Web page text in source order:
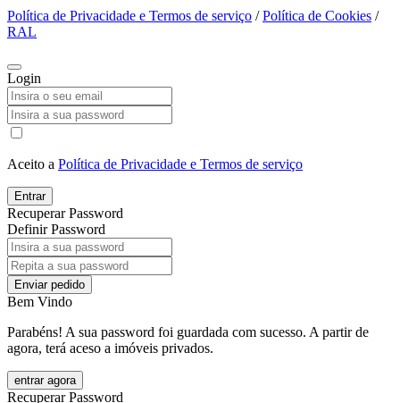
Política de Privacidade e Termos de serviço /Política de Cookies /
RAL
Login
Aceito a Política de Privacidade e Termos de serviço
Entrar
Recuperar Password
Definir Password
Enviar pedido
Bem Vindo
Parabéns! A sua password foi guardada com sucesso. A partir de
agora, terá aceso a imóveis privados.
entrar agora
Recuperar Password